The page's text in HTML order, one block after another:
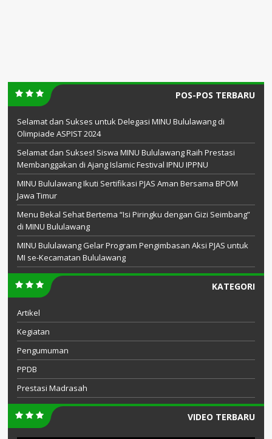
POS-POS TERBARU
Selamat dan Sukses untuk Delegasi MINU Bululawang di
Olimpiade ASPIST 2024
Selamat dan Sukses! Siswa MINU Bululawang Raih Prestasi
Membanggakan di Ajang Islamic Festival IPNU IPPNU
MINU Bululawang Ikuti Sertifikasi PJAS Aman Bersama BPOM
Jawa Timur
Menu Bekal Sehat Bertema “Isi Piringku dengan Gizi Seimbang”
di MINU Bululawang
MINU Bululawang Gelar Program Pengimbasan Aksi PJAS untuk
MI se-Kecamatan Bululawang
KATEGORI
Artikel
Kegiatan
Pengumuman
PPDB
Prestasi Madrasah
VIDEO TERBARU